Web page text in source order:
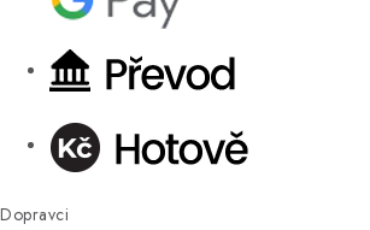
Dopravci